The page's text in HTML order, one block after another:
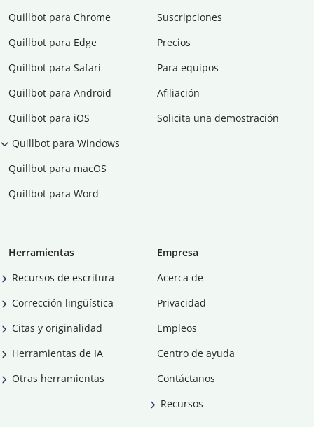
Quillbot para Chrome
Quillbot para Edge
Quillbot para Safari
Quillbot para Android
Quillbot para iOS
Quillbot para Windows
Quillbot para macOS
Quillbot para Word
Suscripciones
Precios
Para equipos
Afiliación
Solicita una demostración
Herramientas
Recursos de escritura
Corrección lingüística
Citas y originalidad
Herramientas de IA
Otras herramientas
Empresa
Acerca de
Privacidad
Empleos
Centro de ayuda
Contáctanos
Recursos